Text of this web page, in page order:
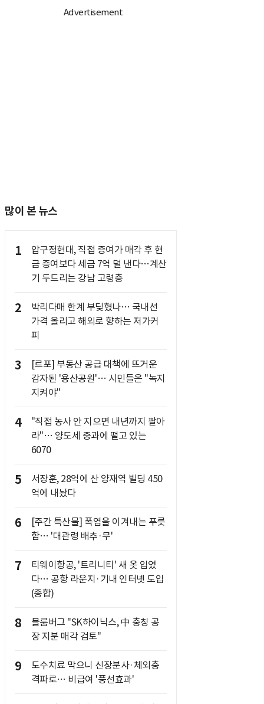
많이 본 뉴스
1
압구정현대, 직접 증여가 매각 후 현
금 증여보다 세금 7억 덜 낸다…계산
기 두드리는 강남 고령층
2
박리다매 한계 부딪혔나… 국내선
가격 올리고 해외로 향하는 저가커
피
3
[르포] 부동산 공급 대책에 뜨거운
감자된 '용산공원'… 시민들은 "녹지
지켜야"
4
"직접 농사 안 지으면 내년까지 팔아
라"… 양도세 중과에 떨고 있는
6070
5
서장훈, 28억에 산 양재역 빌딩 450
억에 내놨다
6
[주간 특산물] 폭염을 이겨내는 푸릇
함… '대관령 배추·무'
7
티웨이항공, '트리니티' 새 옷 입었
다… 공항 라운지·기내 인터넷 도입
(종합)
8
블룸버그 "SK하이닉스, 中 충칭 공
장 지분 매각 검토"
9
도수치료 막으니 신장분사·체외충
격파로… 비급여 '풍선효과'